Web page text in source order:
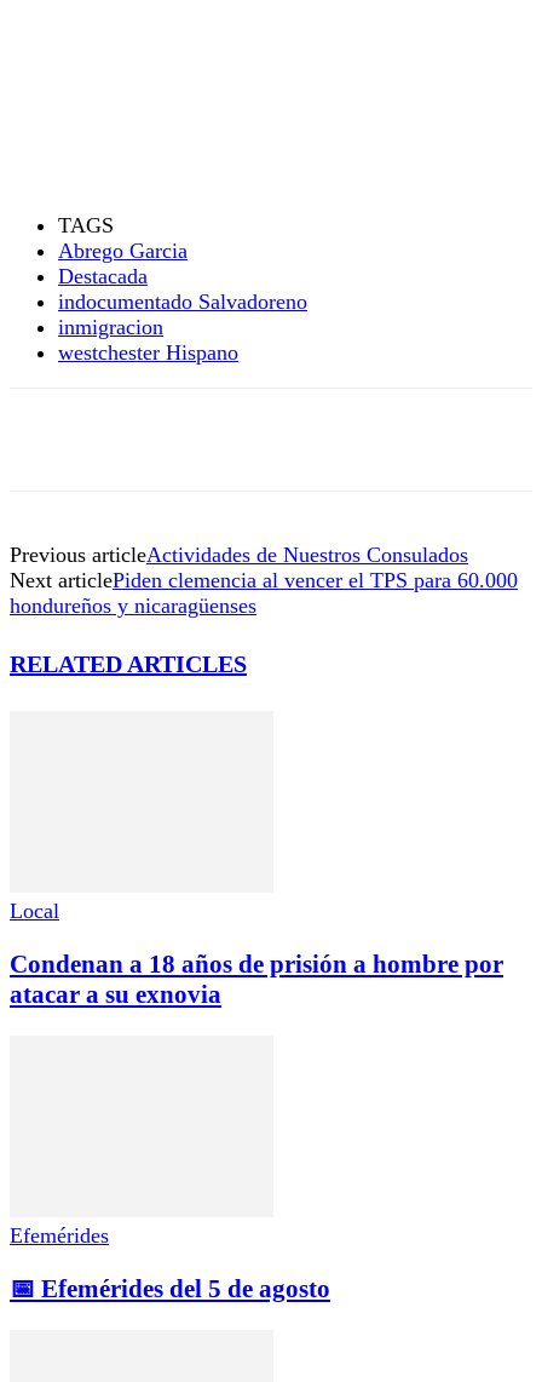
TAGS
Abrego Garcia
Destacada
indocumentado Salvadoreno
inmigracion
westchester Hispano
Previous articleActividades de Nuestros Consulados
Next articlePiden clemencia al vencer el TPS para 60.000
hondureños y nicaragüenses
RELATED ARTICLES
Local
Condenan a 18 años de prisión a hombre por
atacar a su exnovia
Efemérides
📅 Efemérides del 5 de agosto